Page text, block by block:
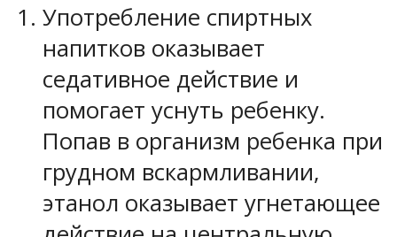
Употребление спиртных
напитков оказывает
седативное действие и
помогает уснуть ребенку.
Попав в организм ребенка при
грудном вскармливании,
этанол оказывает угнетающее